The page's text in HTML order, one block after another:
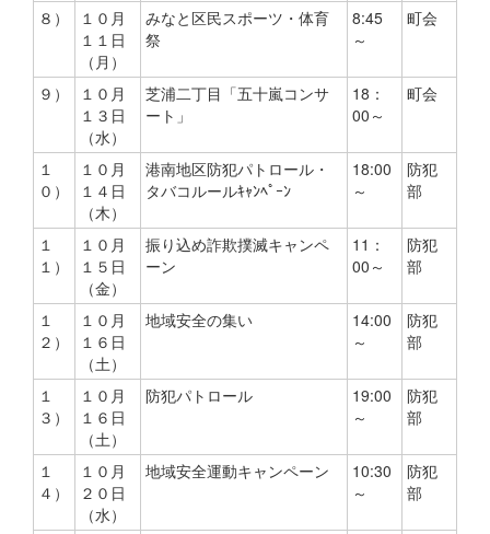
８）
１０月
１１日
（月）
みなと区民スポーツ・体育
祭
8:45
～
町会
９）
１０月
１３日
（水）
芝浦二丁目「五十嵐コンサ
ート」
18：
00～
町会
１
０）
１０月
１４日
（木）
港南地区防犯パトロール・
タバコルールｷｬﾝﾍﾟｰﾝ
18:00
～
防犯
部
１
１）
１０月
１５日
（金）
振り込め詐欺撲滅キャンペ
ーン
11：
00～
防犯
部
１
２）
１０月
１６日
（土）
地域安全の集い
14:00
～
防犯
部
１
３）
１０月
１６日
（土）
防犯パトロール
19:00
～
防犯
部
１
４）
１０月
２０日
（水）
地域安全運動キャンペーン
10:30
～
防犯
部